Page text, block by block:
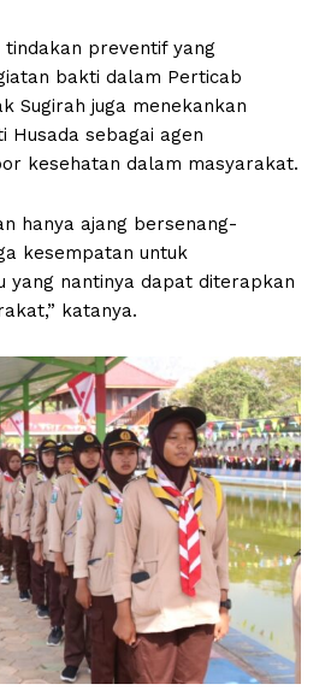
tindakan preventif yang
bakti dalam Perticab
Sugirah juga menekankan
Husada sebagai agen
kesehatan dalam masyarakat.
hanya ajang bersenang-
kesempatan untuk
yang nantinya dapat diterapkan
katanya.